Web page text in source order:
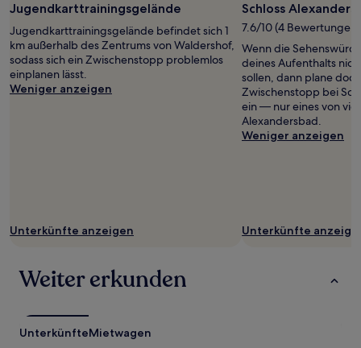
2 Erwachsenen
gefunden
wurde.
Preise
und
Verfügbarkeiten
Jugendkarttrainingsgelände
Jugendkarttrainingsgelände befindet sich 1
km außerhalb des Zentrums von Waldershof,
sodass sich ein Zwischenstopp problemlos
einplanen lässt.
Weniger anzeigen
Unterkünfte anzeigen
Schloss
7.6/10 (4 Bewertungen)
Wenn die
deines Aufenthalts
sollen, dann plane
Zwischenstopp bei
ein — nur eines von
Alexandersbad.
Weniger anzeigen
Unterkünfte
Weiter erkunden
UnterkünfteMietwagen